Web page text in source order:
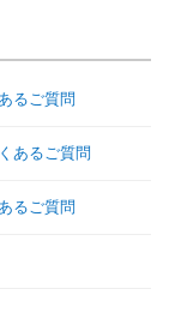
るご質問
あるご質問
るご質問